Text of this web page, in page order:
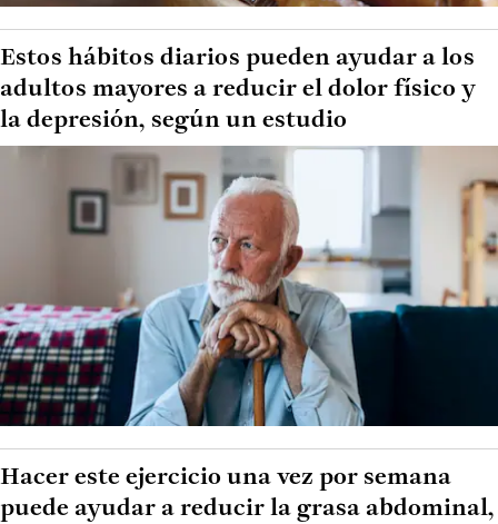
Estos hábitos diarios pueden ayudar a los
adultos mayores a reducir el dolor físico y
la depresión, según un estudio
Hacer este ejercicio una vez por semana
puede ayudar a reducir la grasa abdominal,